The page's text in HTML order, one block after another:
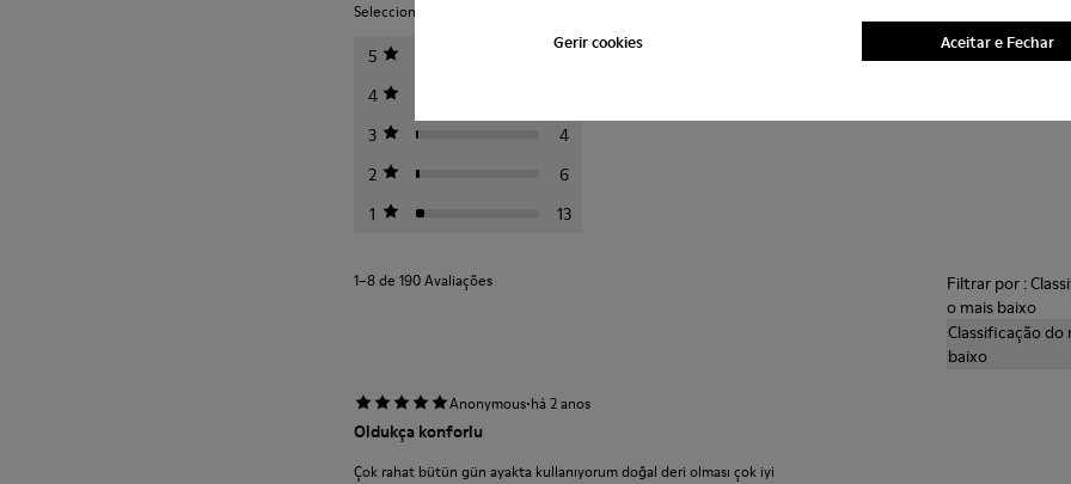
Gerir cookies Aceitar e Fechar
Seleccione uma classificação abaixo para filtrar revisões
5
4
3
4
2
6
1
13
1–8 de 190 Avaliações
Filtrar por :
o mais baixo
Classificação do
baixo
Anonymous·há 2 anos
Oldukça konforlu
Çok rahat bütün gün ayakta kullanıyorum doğal deri olması çok iyi